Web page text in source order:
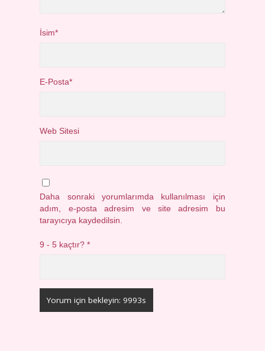
İsim*
E-Posta*
Web Sitesi
Daha sonraki yorumlarımda kullanılması için
adım, e-posta adresim ve site adresim bu
tarayıcıya kaydedilsin.
9 - 5 kaçtır?*